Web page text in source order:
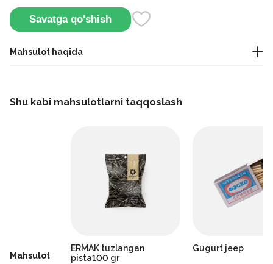
Savatga qo'shish
Mahsulot haqida
oylikdan boshlab tavsiya qilinadi.
Shu kabi mahsulotlarni taqqoslash
Mahsulot
ERMAK tuzlangan
pista100 gr
Gugurt jeep